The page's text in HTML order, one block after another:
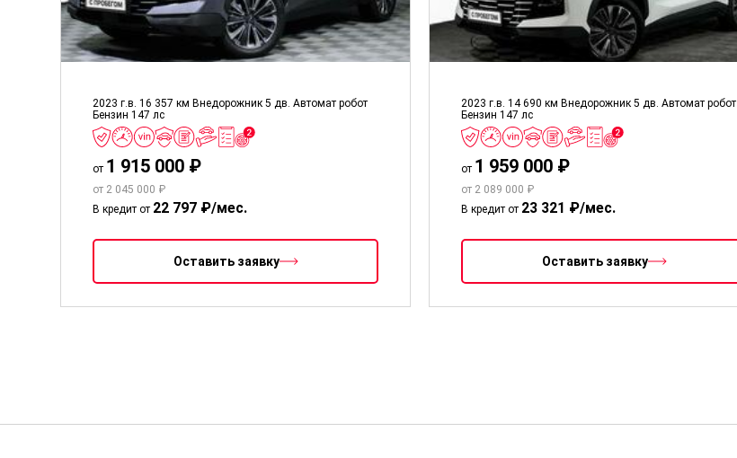
2023 г.в. 16 357 км Внедорожник 5 дв. Автомат робот
Бензин 147 лс
от 1 915 000 ₽
от 2 045 000 ₽
В кредит от 22 797 ₽/мес.
Оставить заявку
2023 г.в. 14 690 км Внедорожник 5 дв. Автомат робот
Бензин 147 лс
от 1 959 000 ₽
от 2 089 000 ₽
В кредит от 23 321 ₽/мес.
Оставить заявку